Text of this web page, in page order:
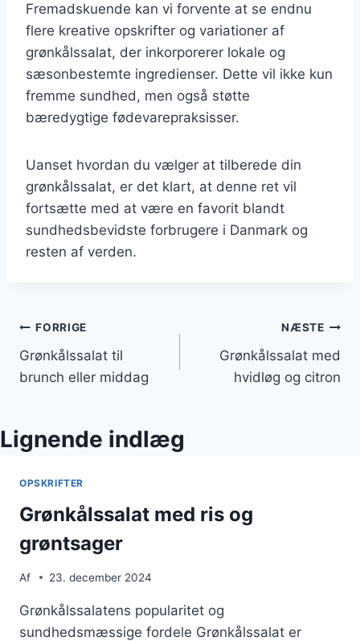
Fremadskuende kan vi forvente at se endnu
flere kreative opskrifter og variationer af
grønkålssalat, der inkorporerer lokale og
sæsonbestemte ingredienser. Dette vil ikke kun
fremme sundhed, men også støtte
bæredygtige fødevarepraksisser.
Uanset hvordan du vælger at tilberede din
grønkålssalat, er det klart, at denne ret vil
fortsætte med at være en favorit blandt
sundhedsbevidste forbrugere i Danmark og
resten af verden.
Indlægsnavigation
FORRIGE
Grønkålssalat til
brunch eller middag
NÆSTE
Grønkålssalat med
hvidløg og citron
Lignende indlæg
OPSKRIFTER
Grønkålssalat med ris og
grøntsager
Af 23. december 2024
Grønkålssalatens popularitet og
sundhedsmæssige fordele Grønkålssalat er